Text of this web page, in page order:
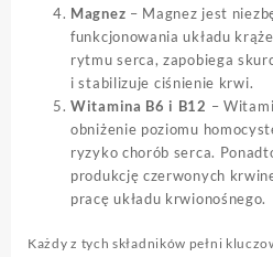
Magnez – Magnez jest
funkcjonowania układu
rytmu serca, zapobiega
i stabilizuje ciśnienie krwi.
Witamina B6 i B12 –
obniżenie poziomu
ryzyko chorób serca.
produkcję czerwonych
pracę układu krwionośnego.
Każdy z tych składników pełni